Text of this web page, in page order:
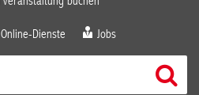
Online-Dienste Jobs